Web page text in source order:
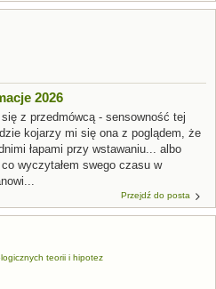
2026
z przedmówcą - sensowność tej
kojarzy mi się ona z poglądem, że
łapami przy wstawaniu... albo
wyczytałem swego czasu w
Przejdź do posta
teorii i hipotez